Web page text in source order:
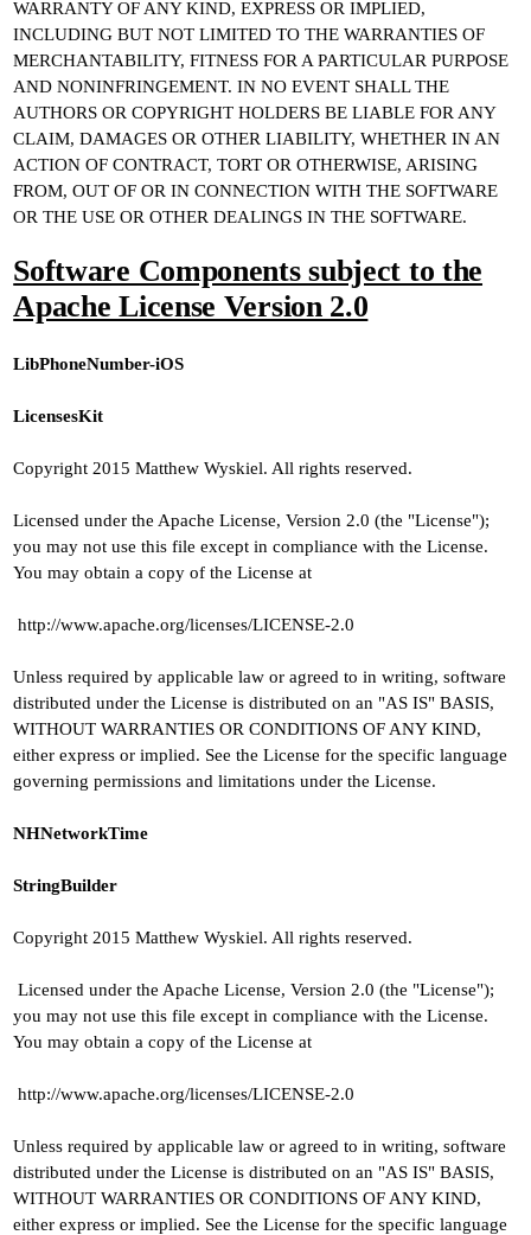
WARRANTY OF ANY KIND, EXPRESS OR IMPLIED,
INCLUDING BUT NOT LIMITED TO THE WARRANTIES OF
MERCHANTABILITY, FITNESS FOR A PARTICULAR PURPOSE
AND NONINFRINGEMENT. IN NO EVENT SHALL THE
AUTHORS OR COPYRIGHT HOLDERS BE LIABLE FOR ANY
CLAIM, DAMAGES OR OTHER LIABILITY, WHETHER IN AN
ACTION OF CONTRACT, TORT OR OTHERWISE, ARISING
FROM, OUT OF OR IN CONNECTION WITH THE SOFTWARE
OR THE USE OR OTHER DEALINGS IN THE SOFTWARE.
Software Components subject to the
Apache License Version 2.0
LibPhoneNumber-iOS
LicensesKit
Copyright 2015 Matthew Wyskiel. All rights reserved.
Licensed under the Apache License, Version 2.0 (the "License");
you may not use this file except in compliance with the License.
You may obtain a copy of the License at
http://www.apache.org/licenses/LICENSE-2.0
Unless required by applicable law or agreed to in writing, software
distributed under the License is distributed on an "AS IS" BASIS,
WITHOUT WARRANTIES OR CONDITIONS OF ANY KIND,
either express or implied. See the License for the specific language
governing permissions and limitations under the License.
NHNetworkTime
StringBuilder
Copyright 2015 Matthew Wyskiel. All rights reserved.
Licensed under the Apache License, Version 2.0 (the "License");
you may not use this file except in compliance with the License.
You may obtain a copy of the License at
http://www.apache.org/licenses/LICENSE-2.0
Unless required by applicable law or agreed to in writing, software
distributed under the License is distributed on an "AS IS" BASIS,
WITHOUT WARRANTIES OR CONDITIONS OF ANY KIND,
either express or implied. See the License for the specific language